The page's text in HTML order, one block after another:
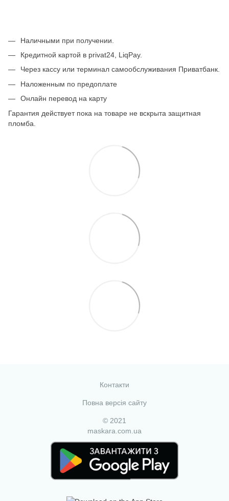
Наличными при получении.
Кредитной картой в privat24, LiqPay.
Через кассу или терминал самообслуживания Приватбанк.
Наложенным по предоплате
Онлайн перевод на карту
Гарантия действует пока на товаре не вскрыта защитная
пломба.
Контакти
Повна версія сайту
© 2021
maskara.com.ua